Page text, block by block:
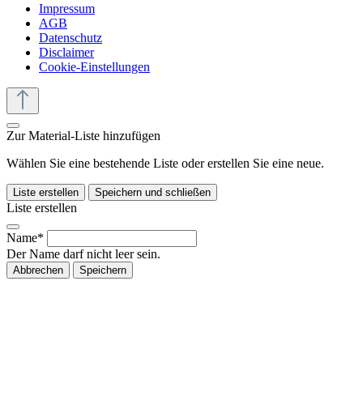
Impressum
AGB
Datenschutz
Disclaimer
Cookie-Einstellungen
Zur Material-Liste hinzufügen
Wählen Sie eine bestehende Liste oder erstellen Sie eine neue.
Liste erstellen Speichern und schließen
Liste erstellen
Name*
Der Name darf nicht leer sein.
Abbrechen Speichern